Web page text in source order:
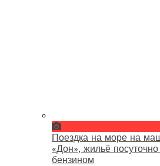
Поездка на море на
«Дон», жильё
бензином